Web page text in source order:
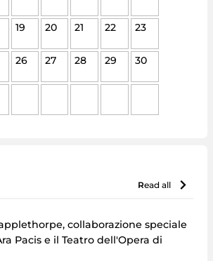
19 20 21 22 23
26 27 28 29 30
read all
collaborazione speciale
Pacis e il Teatro dell'Opera di